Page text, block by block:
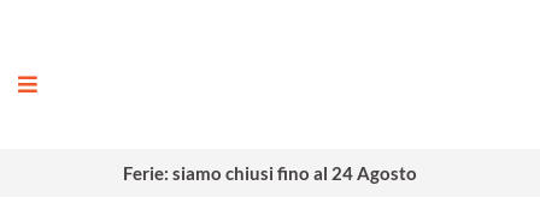
Ferie: siamo chiusi fino al 24 Agosto